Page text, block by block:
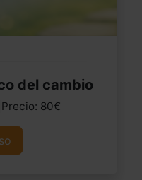
del cambio
80€